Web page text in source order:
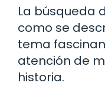
La búsqueda
como se
tema
atención de
historia.